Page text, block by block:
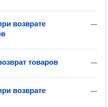
—
возврате
—
товаров
—
возврате